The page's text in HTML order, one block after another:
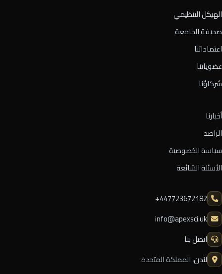
الهيكل التنظيمي
صحيفة الجامعة
اعتماداتنا
عضوياتنا
شركاؤنا
أخبارنا
الراصد
سياسة الخصوصية
الأسئلة الشائعة
⁦+447723672182⁩
info@apexsci.uk
اتصل بنا
لندن، المملكة المتحدة